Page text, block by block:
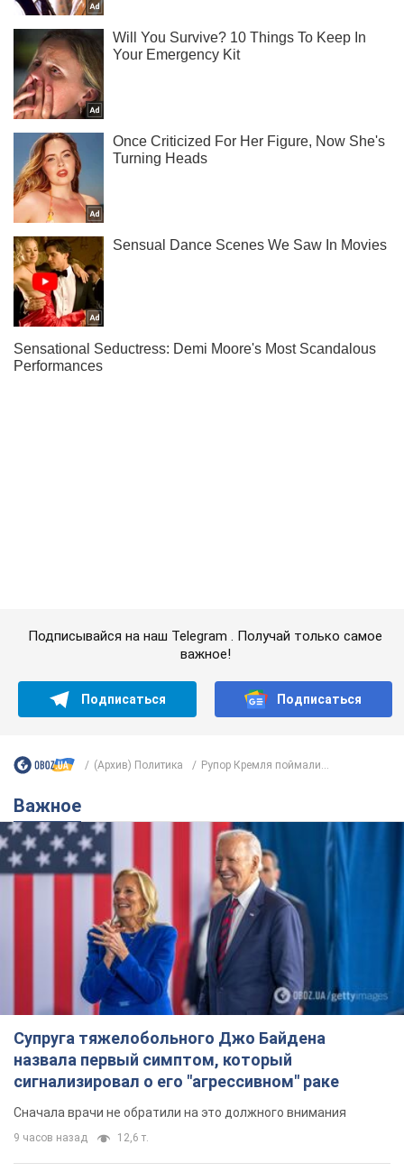
Супруга тяжелобольного Джо Байдена
назвала первый симптом, который
сигнализировал о его "агрессивном" раке
Сначала врачи не обратили на это должного внимания
12,6 т.
Ее убила Россия: умерла 13-летняя
девочка, раненая в результате
российской атаки на Сумскую
В тот день во время российского обстрела
погибли ее брат, отчим и бабушка
Почему в СССР врачи носили только
белые халаты